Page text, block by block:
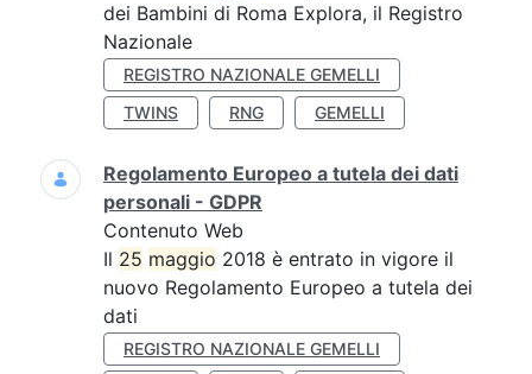
dei Bambini di Roma Explora, il Registro
Nazionale
REGISTRO NAZIONALE GEMELLI
TWINS
RNG GEMELLI
Regolamento Europeo a tutela dei dati
personali - GDPR
Contenuto Web
Il 25 maggio 2018 è entrato in vigore il
nuovo Regolamento Europeo a tutela dei
dati
REGISTRO NAZIONALE GEMELLI